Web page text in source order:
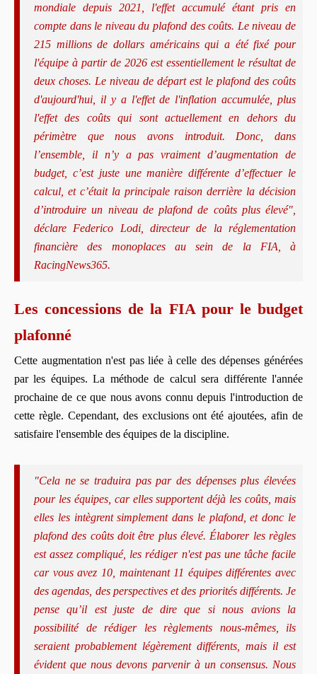
mondiale depuis 2021, l'effet accumulé étant pris en
compte dans le niveau du plafond des coûts. Le niveau de
215 millions de dollars américains qui a été fixé pour
l'équipe à partir de 2026 est essentiellement le résultat de
deux choses. Le niveau de départ est le plafond des coûts
d'aujourd'hui, il y a l'effet de l'inflation accumulée, plus
l'effet des coûts qui sont actuellement en dehors du
périmètre que nous avons introduit. Donc, dans
l’ensemble, il n’y a pas vraiment d’augmentation de
budget, c’est juste une manière différente d’effectuer le
calcul, et c’était la principale raison derrière la décision
d’introduire un niveau de plafond de coûts plus élevé",
déclare Federico Lodi, directeur de la réglementation
financière des monoplaces au sein de la FIA, à
RacingNews365.
Les concessions de la FIA pour le budget
plafonné
Cette augmentation n'est pas liée à celle des dépenses générées
par les équipes. La méthode de calcul sera différente l'année
prochaine de ce que nous avons connu depuis l'introduction de
cette règle. Cependant, des exclusions ont été ajoutées, afin de
satisfaire l'ensemble des équipes de la discipline.
"Cela ne se traduira pas par des dépenses plus élevées
pour les équipes, car elles supportent déjà les coûts, mais
elles les intègrent simplement dans le plafond, et donc le
plafond des coûts doit être plus élevé. Élaborer les règles
est assez compliqué, les rédiger n'est pas une tâche facile
car vous avez 10, maintenant 11 équipes différentes avec
des agendas, des perspectives et des priorités différents. Je
pense qu’il est juste de dire que si nous avions la
possibilité de rédiger les règlements nous-mêmes, ils
seraient probablement légèrement différents, mais il est
évident que nous devons parvenir à un consensus. Nous